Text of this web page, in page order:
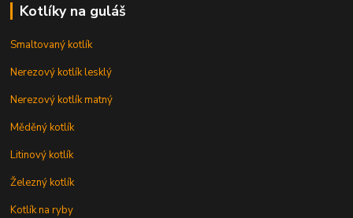
Kotlíky na guláš
Smaltovaný kotlík
Nerezový kotlík lesklý
Nerezový kotlík matný
Měděný kotlík
Litinový kotlík
Železný kotlík
Kotlík na ryby